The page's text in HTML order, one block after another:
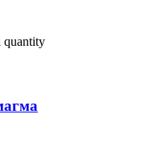
quantity